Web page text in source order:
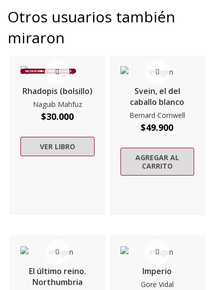
Otros usuarios también
miraron
NO DISPONIBLE TEMPORALMENTE
Rhadopis (bolsillo)
Naguib Mahfuz
$30.000
VER LIBRO
Svein, el del
caballo blanco
Bernard Cornwell
$49.900
AGREGAR AL
CARRITO
El último reino.
Northumbria
Imperio
Gore Vidal